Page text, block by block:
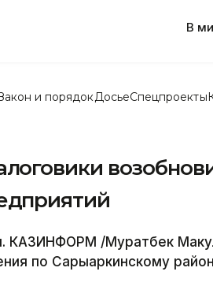
В
и порядок ДосьеСпецпроекты
КАЗИНФОРМ /Муратбек
по Сарыаркинскому